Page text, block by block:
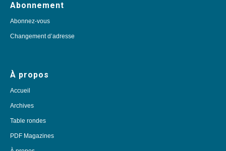
Abonnement
Abonnez-vous
Changement d’adresse
À propos
Accueil
Archives
Table rondes
PDF Magazines